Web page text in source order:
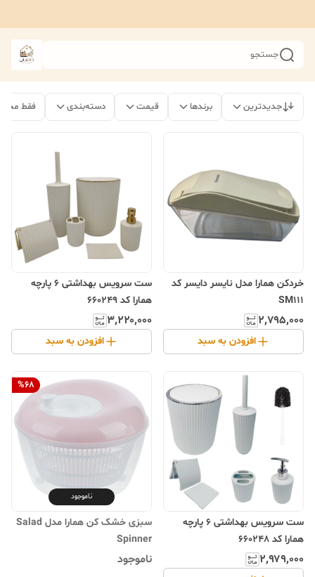
جستجو
جدیدترین برندها قیمت دسته‌بندی فقط
خردکن همارا مدل نایسر دایسر کد
SM111
۲٬۷۹۵٬۰۰۰
افزودن به سبد
ست سرویس بهداشتی 6 پارچه
همارا کد 660249
۳٬۲۲۰٬۰۰۰
افزودن به سبد
ست سرویس بهداشتی 6 پارچه
همارا کد 660248
۲٬۹۷۹٬۰۰۰
%68
ناموجود
سبزی خشک کن همارا مدل Salad
Spinner
ناموجود